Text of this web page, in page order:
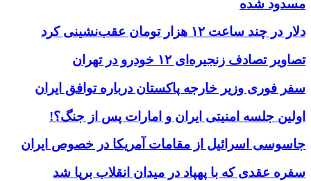
مسدود شده
دلار در چند ساعت ۱۲ هزار تومان عقب‌نشینی کرد
تصاویر تصادف زنجیره‌ای ۱۲ خودرو در تهران
سفر فوری وزیر خارجه پاکستان درباره توافق ایران
اولین جلسه امنیتی ایران و امارات پس از جنگ؟!
جاسوسی اسرائیل از مقامات آمریکا در خصوص ایران
سفره عقدی که با پهپاد در میدان انقلاب برپا شد